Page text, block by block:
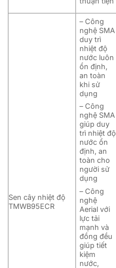
Sen cây nhiệt độ
TMWB95ECR
– Công
nghệ SMA
duy trì
nhiệt độ
nước luôn
ổn định,
an toàn
khi sử
dụng
– Công
nghệ SMA
giúp duy
trì nhiệt độ
nước ổn
định, an
toàn cho
người sử
dụng
– Công
nghệ
Aerial với
lực tải
mạnh và
đồng đều
giúp tiết
kiệm
nước,